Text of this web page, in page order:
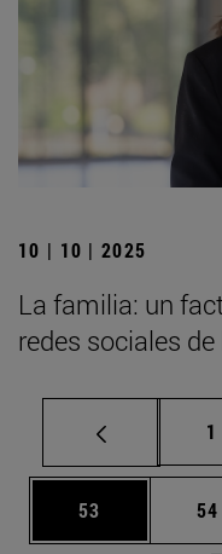
10 | 10 | 2025
La familia: un
redes sociales
1
Página
53 54